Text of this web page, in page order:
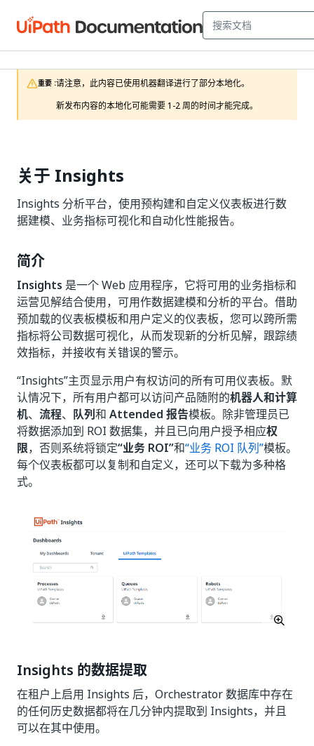
重要 :请注意，此内容已使用机器翻译进行了部分本地化。
新发布内容的本地化可能需要 1-2 周的时间才能完成。
关于 Insights
Insights 分析平台，使用预构建和自定义仪表板进行数
据建模、业务指标可视化和自动化性能报告。
简介
Insights 是一个 Web 应用程序，它将可用的业务指标和
运营见解结合使用，可用作数据建模和分析的平台。借助
预加载的仪表板模板和用户定义的仪表板，您可以跨所需
指标将公司数据可视化，从而发现新的分析见解，跟踪绩
效指标，并接收有关错误的警示。
“Insights”主页显示用户有权访问的所有可用仪表板。默
认情况下，所有用户都可以访问产品随附的机器人和计算
机、 流程、 队列和 Attended 报告模板。除非管理员已
将数据添加到 ROI 数据集，并且已向用户授予相应权
限，否则系统将锁定“业务 ROI”和“业务 ROI 队列”模板。
每个仪表板都可以复制和自定义，还可以下载为多种格
式。
Insights 的数据提取
在租户上启用 Insights 后，Orchestrator 数据库中存在
的任何历史数据都将在几分钟内提取到 Insights，并且
可以在其中使用。